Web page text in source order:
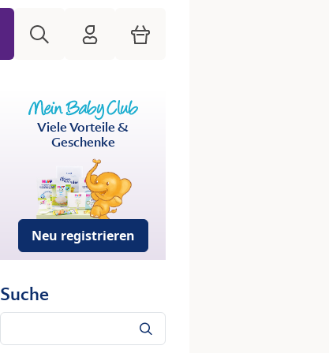
HiPP Mein Babyclub
Warenkorb
Viele Vorteile &
Geschenke
Neu registrieren
Suche